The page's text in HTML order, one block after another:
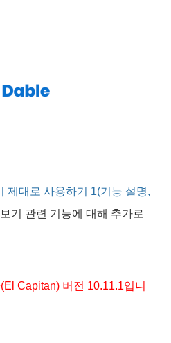
제대로 사용하기 1(기능 설명,
기 관련 기능에 대해 추가로
Capitan) 버전 10.11.1입니